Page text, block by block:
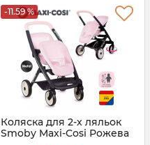
-11.59 %
Коляска для 2-х ляльок
Smoby Maxi-Cosi Рожева